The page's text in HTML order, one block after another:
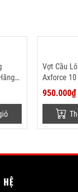
Vợt Cầu
Axforce
(Công Ty)
950.000₫
HỆ